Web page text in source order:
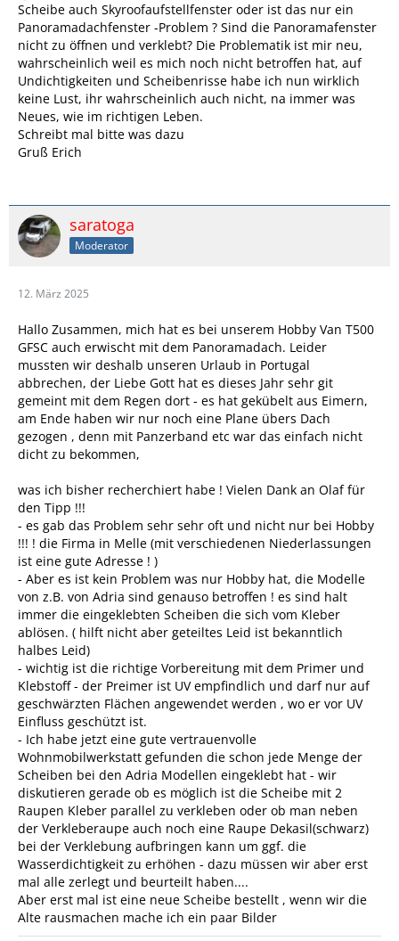
Scheibe auch Skyroofaufstellfenster oder ist das nur ein
Panoramadachfenster -Problem ? Sind die Panoramafenster
nicht zu öffnen und verklebt? Die Problematik ist mir neu,
wahrscheinlich weil es mich noch nicht betroffen hat, auf
Undichtigkeiten und Scheibenrisse habe ich nun wirklich
keine Lust, ihr wahrscheinlich auch nicht, na immer was
Neues, wie im richtigen Leben.
Schreibt mal bitte was dazu
Gruß Erich
saratoga
Moderator
12. März 2025
Hallo Zusammen, mich hat es bei unserem Hobby Van T500
GFSC auch erwischt mit dem Panoramadach. Leider
mussten wir deshalb unseren Urlaub in Portugal
abbrechen, der Liebe Gott hat es dieses Jahr sehr git
gemeint mit dem Regen dort - es hat gekübelt aus Eimern,
am Ende haben wir nur noch eine Plane übers Dach
gezogen , denn mit Panzerband etc war das einfach nicht
dicht zu bekommen,
was ich bisher recherchiert habe ! Vielen Dank an Olaf für
den Tipp !!!
- es gab das Problem sehr sehr oft und nicht nur bei Hobby
!!! ! die Firma in Melle (mit verschiedenen Niederlassungen
ist eine gute Adresse ! )
- Aber es ist kein Problem was nur Hobby hat, die Modelle
von z.B. von Adria sind genauso betroffen ! es sind halt
immer die eingeklebten Scheiben die sich vom Kleber
ablösen. ( hilft nicht aber geteiltes Leid ist bekanntlich
halbes Leid)
- wichtig ist die richtige Vorbereitung mit dem Primer und
Klebstoff - der Preimer ist UV empfindlich und darf nur auf
geschwärzten Flächen angewendet werden , wo er vor UV
Einfluss geschützt ist.
- Ich habe jetzt eine gute vertrauenvolle
Wohnmobilwerkstatt gefunden die schon jede Menge der
Scheiben bei den Adria Modellen eingeklebt hat - wir
diskutieren gerade ob es möglich ist die Scheibe mit 2
Raupen Kleber parallel zu verkleben oder ob man neben
der Verkleberaupe auch noch eine Raupe Dekasil(schwarz)
bei der Verklebung aufbringen kann um ggf. die
Wasserdichtigkeit zu erhöhen - dazu müssen wir aber erst
mal alle zerlegt und beurteilt haben....
Aber erst mal ist eine neue Scheibe bestellt , wenn wir die
Alte rausmachen mache ich ein paar Bilder